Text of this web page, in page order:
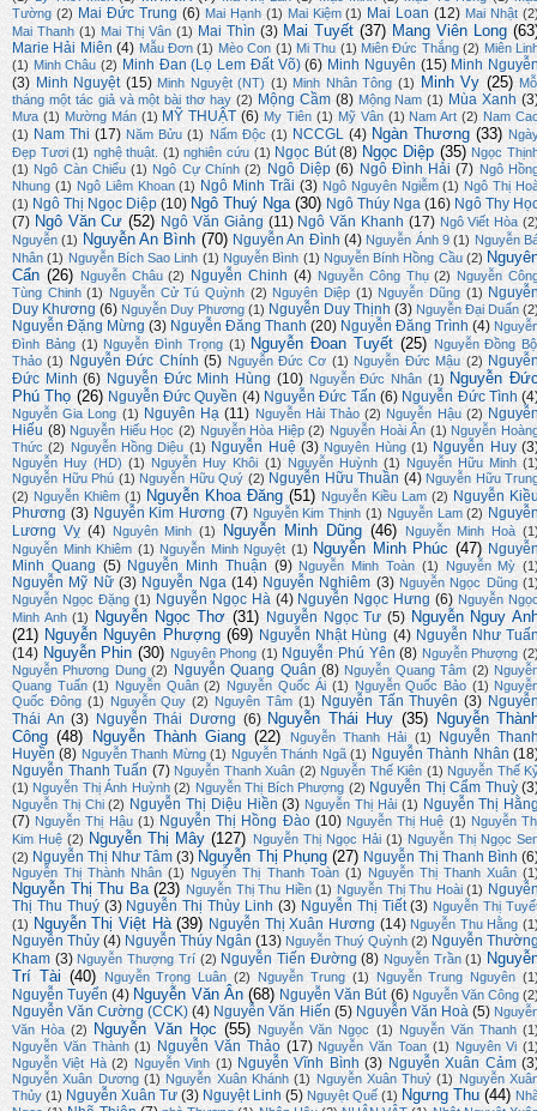
Tường (2) Mai Đức Trung (6) Mai Hạnh (1) Mai Kiệm (1) Mai Loan (12) Mai Nhật
Mai Thanh (1) Mai Thị Vân (1) Mai Thìn (3) Mai Tuyết (37) Mang Viên Long
Marie Hải Miên (4) Mẫu Đơn (1) Mèo Con (1) Mi Thu (1) Miên Đức Thắng (2) Miên
(1) Minh Châu (2) Minh Đan (Lọ Lem Đất Võ) (6) Minh Nguyên (15) Minh
(3) Minh Nguyệt (15) Minh Nguyệt (NT) (1) Minh Nhân Tông (1) Minh Vy (25)
tháng một tác giả và một bài thơ hay (2) Mộng Cầm (8) Mộng Nam (1) Mùa Xanh
Mưa (1) Mường Mán (1) MỸ THUẬT (6) My Tiên (1) Mỹ Vân (1) Nam Art (2) Nam
(1) Nam Thi (17) Năm Bửu (1) Nấm Độc (1) NCCGL (4) Ngàn Thương (33)
Đẹp Tươi (1) nghệ thuật. (1) nghiên cứu (1) Ngọc Bút (8) Ngọc Diệp (35) Ngọc
(1) Ngô Càn Chiểu (1) Ngô Cự Chính (2) Ngô Diệp (6) Ngô Đình Hải (7) Ngô
Nhung (1) Ngô Liêm Khoan (1) Ngô Minh Trãi (3) Ngô Nguyên Ngiễm (1) Ngô Thị
(1) Ngô Thị Ngọc Diệp (10) Ngô Thuý Nga (30) Ngô Thúy Nga (16) Ngô Thy
(7) Ngô Văn Cư (52) Ngô Văn Giảng (11) Ngô Văn Khanh (17) Ngô Viết Hòa
Nguyễn (1) Nguyễn An Bình (70) Nguyễn An Đình (4) Nguyễn Ánh 9 (1) Nguyễn
Nhân (1) Nguyễn Bích Sao Linh (1) Nguyễn Bình (1) Nguyễn Bính Hồng Cầu (2)
Cẩn (26) Nguyễn Châu (2) Nguyễn Chinh (4) Nguyễn Công Thụ (2) Nguyễn
Tùng Chinh (1) Nguyễn Cử Tú Quỳnh (2) Nguyên Diệp (1) Nguyễn Dũng (1)
Duy Khương (6) Nguyễn Duy Phương (1) Nguyễn Duy Thịnh (3) Nguyễn Đại Duẩn
Nguyễn Đặng Mừng (3) Nguyễn Đăng Thanh (20) Nguyễn Đăng Trình (4)
Đình Bảng (1) Nguyễn Đình Trọng (1) Nguyễn Đoan Tuyết (25)
Nguyễn Đồng
Thảo (1) Nguyễn Đức Chính (5) Nguyễn Đức Cơ (1) Nguyễn Đức Mậu (2)
Đức Minh (6) Nguyễn Đức Minh Hùng (10) Nguyễn Đức Nhân (1) Nguyễn
Phú Thọ (26) Nguyễn Đức Quyền (4) Nguyễn Đức Tấn (6) Nguyễn Đức Tình
Nguyễn Gia Long (1) Nguyên Hạ (11) Nguyễn Hải Thảo (2) Nguyễn Hậu (2)
Hiếu (8) Nguyễn Hiếu Học (2) Nguyễn Hòa Hiệp (2) Nguyễn Hoài Ân (1) Nguyễn
Thức (2) Nguyễn Hồng Diệu (1) Nguyễn Huệ (3) Nguyên Hùng (1) Nguyễn Huy
Nguyễn Huy (HD) (1) Nguyễn Huy Khôi (1) Nguyễn Huỳnh (1) Nguyễn Hữu Minh
Nguyễn Hữu Phú (1) Nguyễn Hữu Quý (2) Nguyễn Hữu Thuần (4) Nguyễn Hữu
(2) Nguyễn Khiêm (1) Nguyễn Khoa Đăng (51) Nguyễn Kiều Lam (2) Nguyễn
Phương (3) Nguyễn Kim Hương (7) Nguyễn Kim Thịnh (1) Nguyễn Lam (2)
Lương Vỵ (4) Nguyên Minh (1) Nguyễn Minh Dũng (46) Nguyễn Minh Hoà
Nguyễn Minh Khiêm (1) Nguyễn Minh Nguyệt (1) Nguyễn Minh Phúc (47)
Minh Quang (5) Nguyễn Minh Thuận (9) Nguyễn Minh Toàn (1) Nguyễn Mỳ
Nguyễn Mỹ Nữ (3) Nguyễn Nga (14) Nguyễn Nghiêm (3) Nguyễn Ngọc Dũng
Nguyễn Ngọc Đặng (1) Nguyễn Ngọc Hà (4) Nguyễn Ngọc Hưng (6) Nguyễn
Minh Anh (1) Nguyễn Ngọc Thơ (31) Nguyễn Ngọc Tư (5) Nguyễn Nguy
(21) Nguyễn Nguyên Phượng (69) Nguyễn Nhật Hùng (4) Nguyễn Như
(14) Nguyễn Phin (30) Nguyên Phong (1) Nguyễn Phú Yên (8) Nguyễn Phượng
Nguyễn Phương Dung (2) Nguyễn Quang Quân (8) Nguyễn Quang Tâm (2)
Quang Tuấn (1) Nguyễn Quân (2) Nguyễn Quốc Ái (1) Nguyễn Quốc Bảo (1)
Quốc Đông (1) Nguyễn Quy (2) Nguyên Tâm (1) Nguyễn Tấn Thuyên (3)
Thái An (3) Nguyễn Thái Dương (6) Nguyễn Thái Huy (35)
Nguyễn
Công (48) Nguyễn Thành Giang (22) Nguyễn Thanh Hải (1)
Nguyễn
Huyền (8) Nguyễn Thanh Mừng (1) Nguyễn Thánh Ngã (1) Nguyễn Thành Nhân
Nguyễn Thanh Tuấn (7) Nguyễn Thanh Xuân (2) Nguyễn Thế Kiên (1) Nguyễn Thế
(1) Nguyễn Thị Ánh Huỳnh (2) Nguyễn Thị Bích Phượng (2) Nguyễn Thị Cẩm Thuỳ
Nguyễn Thị Chi (2) Nguyễn Thị Diệu Hiền (3) Nguyễn Thị Hải (1) Nguyễn Thị
(7) Nguyễn Thị Hậu (1) Nguyễn Thị Hồng Đào (10) Nguyễn Thị Huệ (1) Nguyễn
Kim Huệ (2) Nguyễn Thị Mây (127) Nguyễn Thị Ngọc Hải (1) Nguyễn Thị Ngọc
(2) Nguyễn Thị Như Tâm (3) Nguyễn Thị Phụng (27) Nguyễn Thị Thanh Bình
Nguyễn Thị Thành Nhân (1) Nguyễn Thị Thanh Toàn (1) Nguyễn Thị Thanh Xuân
Nguyễn Thị Thu Ba (23) Nguyễn Thị Thu Hiền (1) Nguyễn Thị Thu Hoài (1)
Thị Thu Thuý (3) Nguyễn Thị Thùy Linh (3) Nguyễn Thị Tiết (3) Nguyễn Thị
(1) Nguyễn Thị Việt Hà (39) Nguyễn Thị Xuân Hương (14) Nguyễn Thu Hằng
Nguyễn Thủy (4) Nguyễn Thúy Ngân (13) Nguyễn Thuý Quỳnh (2) Nguyễn
Kham (3) Nguyễn Thượng Trí (2) Nguyễn Tiến Đường (8) Nguyễn Trần (1)
Trí Tài (40) Nguyễn Trọng Luân (2) Nguyễn Trung (1) Nguyễn Trung Nguyên
Nguyễn Tuyển (4) Nguyễn Văn Ân (68) Nguyễn Văn Bút (6) Nguyễn Văn Công
Nguyễn Văn Cường (CCK) (4) Nguyễn Văn Hiến (5) Nguyễn Văn Hoà (5)
Văn Hòa (2) Nguyễn Văn Học (55) Nguyễn Văn Ngọc (1) Nguyễn Văn Thanh
Nguyễn Văn Thành (1) Nguyễn Văn Thảo (17) Nguyễn Văn Toan (1) Nguyên Vi
Nguyễn Việt Hà (2) Nguyễn Vinh (1) Nguyễn Vĩnh Bình (3) Nguyễn Xuân Cảm
Nguyễn Xuân Dương (1) Nguyễn Xuân Khánh (1) Nguyễn Xuân Thuỷ (1) Nguyễn
Thủy (1) Nguyễn Xuân Tư (3) Nguyệt Linh (5) Nguyệt Quế (1) Ngưng Thu (44)